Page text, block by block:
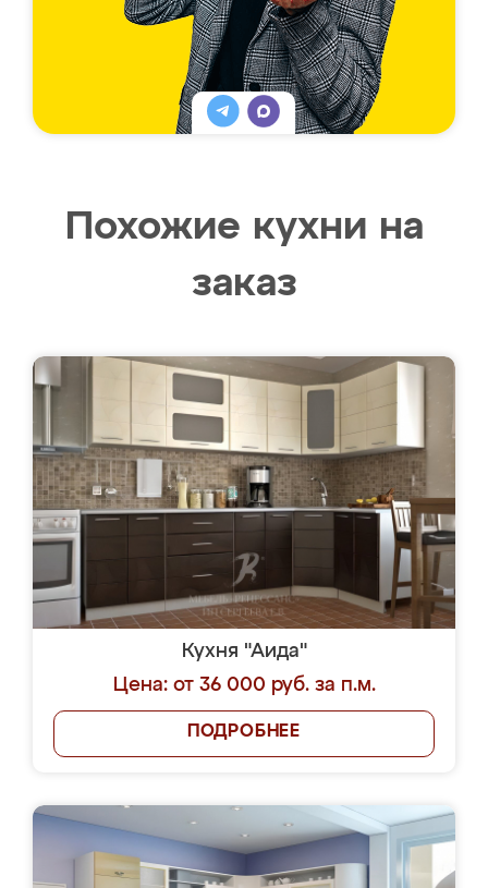
Похожие кухни на
заказ
Кухня "Аида"
Цена: от 36 000 руб. за п.м.
ПОДРОБНЕЕ